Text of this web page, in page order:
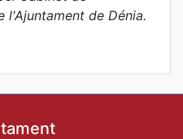
l'Ajuntament de Dénia.